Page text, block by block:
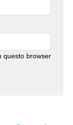
questo browser